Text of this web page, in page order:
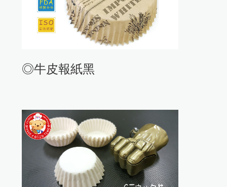
◎牛皮報紙黑